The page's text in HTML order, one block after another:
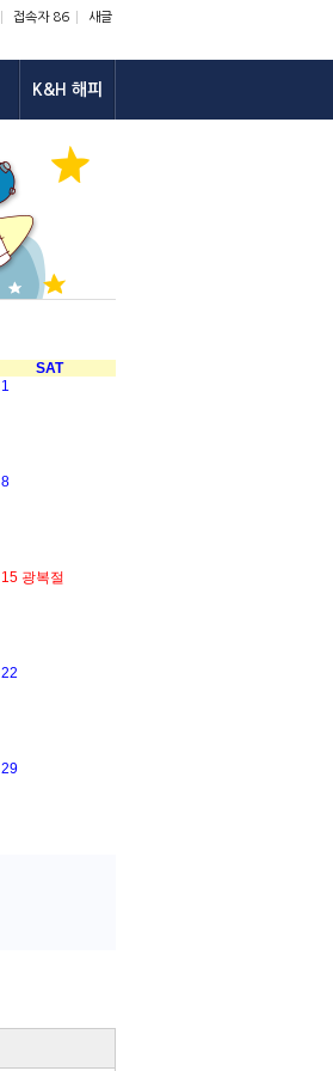
접속자 86 새글
K&H 해피
SAT
1
8
15 광복절
22
29